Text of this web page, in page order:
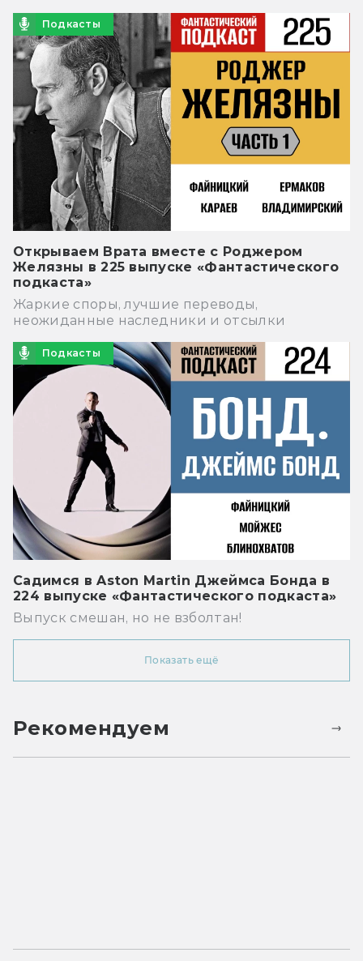
Подкасты
Открываем Врата вместе с Роджером
Желязны в 225 выпуске «Фантастического
подкаста»
Жаркие споры, лучшие переводы,
неожиданные наследники и отсылки
Подкасты
Садимся в Aston Martin Джеймса Бонда в
224 выпуске «Фантастического подкаста»
Выпуск смешан, но не взболтан!
Показать ещё
Рекомендуем